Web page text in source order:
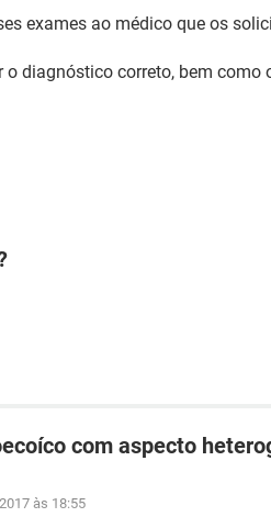
exames ao médico que os
o diagnóstico correto, bem como
com aspecto
às 18:55